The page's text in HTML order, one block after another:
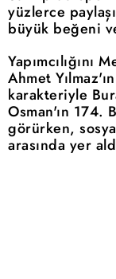
yüzlerce
büyük beğeni
Yapımcılığını
Ahmet
karakteriyle
Osman'ın 174.
görürken,
arasında yer